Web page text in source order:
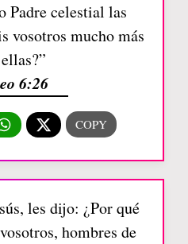
Padre celestial las
vosotros mucho más
6:26
les dijo: ¿Por qué
hombres de